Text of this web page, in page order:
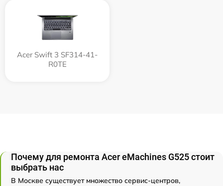
Acer Swift 3 SF314-41-
R0TE
Почему для ремонта Acer eMachines G525 стоит
выбрать нас
В Москве существует множество сервис-центров,